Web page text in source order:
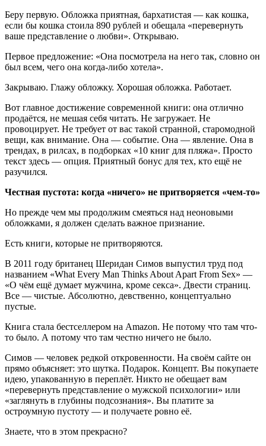
Беру первую. Обложка приятная, бархатистая — как кошка,
если бы кошка стоила 890 рублей и обещала «перевернуть
ваше представление о любви». Открываю.
Первое предложение: «Она посмотрела на него так, словно он
был всем, чего она когда-либо хотела».
Закрываю. Глажу обложку. Хорошая обложка. Работает.
Вот главное достижение современной книги: она отлично
продаётся, не мешая себя читать. Не загружает. Не
провоцирует. Не требует от вас такой странной, старомодной
вещи, как внимание. Она — событие. Она — явление. Она в
трендах, в рилсах, в подборках «10 книг для пляжа». Просто
текст здесь — опция. Приятный бонус для тех, кто ещё не
разучился.
Честная пустота: когда «ничего» не притворяется «чем-то»
Но прежде чем мы продолжим смеяться над неоновыми
обложками, я должен сделать важное признание.
Есть книги, которые не притворяются.
В 2011 году британец Шеридан Симов выпустил труд под
названием «What Every Man Thinks About Apart From Sex» —
«О чём ещё думает мужчина, кроме секса». Двести страниц.
Все — чистые. Абсолютно, девственно, концептуально
пустые.
Книга стала бестселлером на Amazon. Не потому что там что-
то было. А потому что там честно ничего не было.
Симов — человек редкой откровенности. На своём сайте он
прямо объясняет: это шутка. Подарок. Концепт. Вы покупаете
идею, упакованную в переплёт. Никто не обещает вам
«перевернуть представление о мужской психологии» или
«заглянуть в глубины подсознания». Вы платите за
остроумную пустоту — и получаете ровно её.
Знаете, что в этом прекрасно?